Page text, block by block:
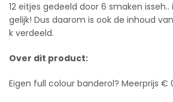
12 eitjes gedeeld door 6 smaken
gelijk! Dus daarom is ook de inhoud
k verdeeld.
Over dit product:
Eigen full colour banderol? Meerprijs €